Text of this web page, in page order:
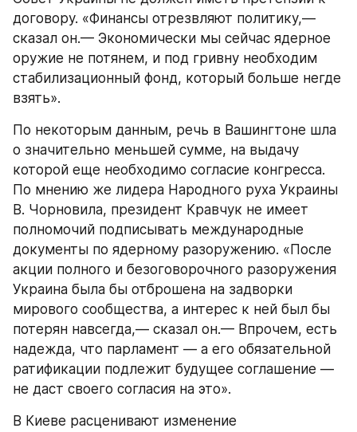
договору. «Финансы отрезвляют политику,—
сказал он.— Экономически мы сейчас ядерное
оружие не потянем, и под гривну необходим
стабилизационный фонд, который больше негде
взять».
По некоторым данным, речь в Вашингтоне шла
о значительно меньшей сумме, на выдачу
которой еще необходимо согласие конгресса.
По мнению же лидера Народного руха Украины
В. Чорновила, президент Кравчук не имеет
полномочий подписывать международные
документы по ядерному разоружению. «После
акции полного и безоговорочного разоружения
Украина была бы отброшена на задворки
мирового сообщества, а интерес к ней был бы
потерян навсегда,— сказал он.— Впрочем, есть
надежда, что парламент — а его обязательной
ратификации подлежит будущее соглашение —
не даст своего согласия на это».
В Киеве расценивают изменение